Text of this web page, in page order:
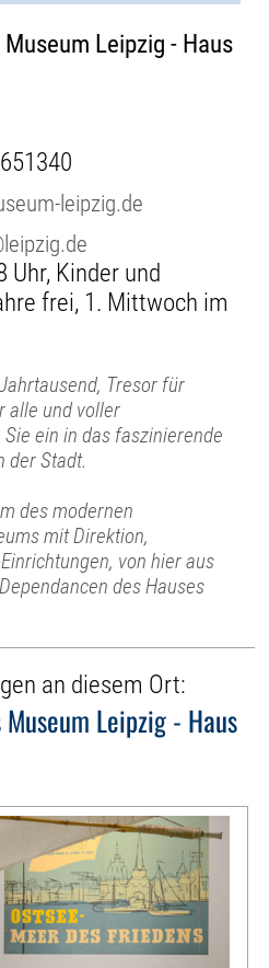
Leipzig - Haus
leipzig.de
Uhr, Kinder und
frei, 1. Mittwoch im
Tresor für
alle und voller
ein in das faszinierende
der Stadt.
des modernen
mit Direktion,
von hier aus
des Hauses
an diesem Ort:
Leipzig - Haus